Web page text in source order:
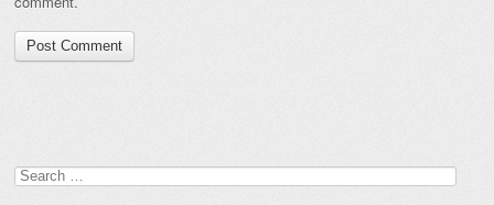
Search
for: